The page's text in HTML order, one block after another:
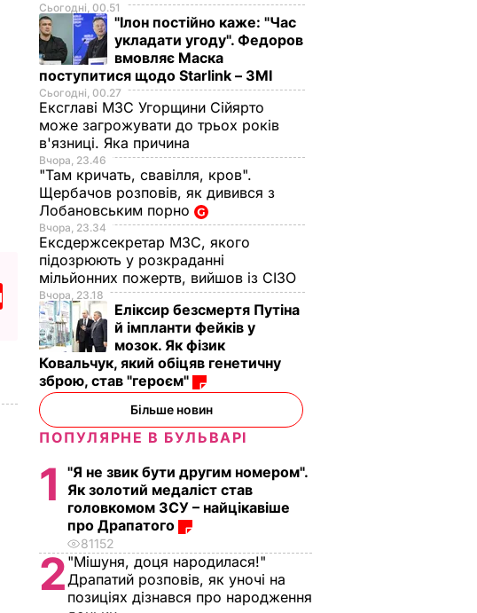
Сьогодні, 00.51
"Ілон постійно каже: "Час
укладати угоду". Федоров
вмовляє Маска
поступитися щодо Starlink – ЗМІ
Сьогодні, 00.27
Ексглаві МЗС Угорщини Сійярто
може загрожувати до трьох років
в'язниці. Яка причина
Вчора, 23.46
"Там кричать, свавілля, кров".
Щербачов розповів, як дивився з
Лобановським порно
Вчора, 23.34
Ексдержсекретар МЗС, якого
підозрюють у розкраданні
мільйонних пожертв, вийшов із СІЗО
Вчора, 23.18
Еліксир безсмертя Путіна
й імпланти фейків у
мозок. Як фізик
Ковальчук, який обіцяв генетичну
зброю, став "героєм"
Більше новин
ПОПУЛЯРНЕ В БУЛЬВАРІ
1
"Я не звик бути другим номером".
Як золотий медаліст став
головкомом ЗСУ – найцікавіше
про Драпатого
81152
2 "Мішуня, доця народилася!"
Драпатий розповів, як уночі на
позиціях дізнався про народження